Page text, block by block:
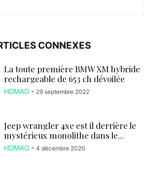
CONNEXES
La toute première BMW XM hybride
rechargeable de 653 ch dévoilée
HDMAG - 29 septembre 2022
Jeep wrangler 4xe est il derrière le
mystérieux monolithe dans le...
HDMAG - 4 décembre 2020